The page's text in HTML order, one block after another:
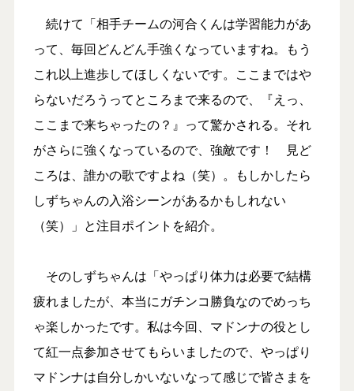
続けて「相手チームの河合くんは学習能力があ
って、毎回どんどん手強くなっていますね。もう
これ以上進歩してほしくないです。ここまではや
らないだろうってところまで来るので、『えっ、
ここまで来ちゃったの？』って驚かされる。それ
がさらに強くなっているので、強敵です！ 見ど
ころは、誰かの歌ですよね（笑）。もしかしたら
しずちゃんの入浴シーンがあるかもしれない
（笑）」と注目ポイントを紹介。
そのしずちゃんは「やっぱり体力は必要で結構
疲れましたが、本当にガチンコ勝負なのでめっち
ゃ楽しかったです。私は今回、マドンナの役とし
て紅一点参加させてもらいましたので、やっぱり
マドンナは自分しかいないなって感じで皆さまを